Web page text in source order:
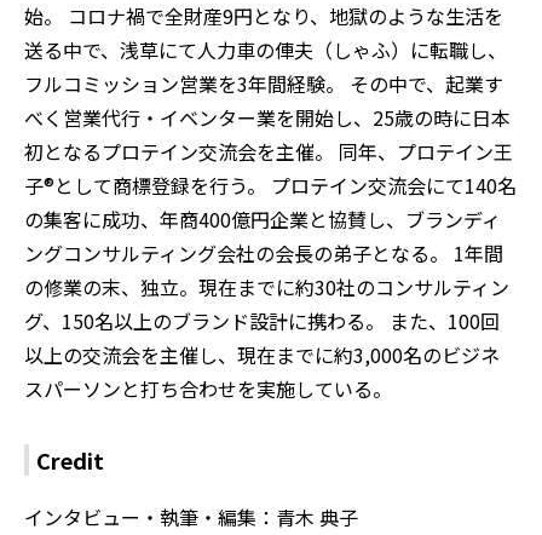
始。 コロナ禍で全財産9円となり、地獄のような生活を
送る中で、浅草にて人力車の俥夫（しゃふ）に転職し、
フルコミッション営業を3年間経験。 その中で、起業す
べく営業代行・イベンター業を開始し、25歳の時に日本
初となるプロテイン交流会を主催。 同年、プロテイン王
子®として商標登録を行う。 プロテイン交流会にて140名
の集客に成功、年商400億円企業と協賛し、ブランディ
ングコンサルティング会社の会長の弟子となる。 1年間
の修業の末、独立。現在までに約30社のコンサルティン
グ、150名以上のブランド設計に携わる。 また、100回
以上の交流会を主催し、現在までに約3,000名のビジネ
スパーソンと打ち合わせを実施している。
Credit
インタビュー・執筆・編集：青木 典子